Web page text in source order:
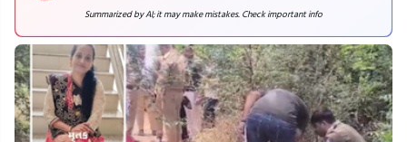
Summarized by AI; it may make mistakes. Check important info